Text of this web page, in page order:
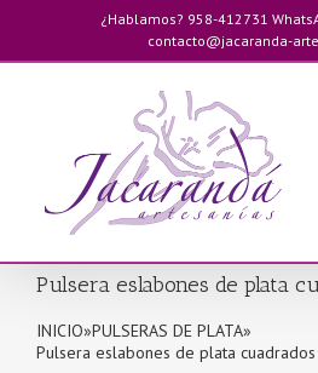
contenido
¿Hablamos? 958-412731
contacto@jacaranda-
Pulsera eslabones de plata
INICIO»PULSERAS DE PLATA»
Pulsera eslabones de plata